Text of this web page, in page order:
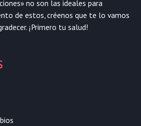
no son las ideales para
de estos, créenos que te lo vamos
¡Primero tu salud!